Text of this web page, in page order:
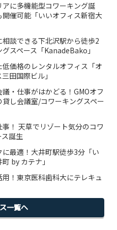
に多機能型コワーキング誕
開催可能「いいオフィス新宿大
談できる下北沢駅から徒歩2
スペース「KanadeBako」
価格のレンタルオフィス「オ
田国際ビル」
・仕事がはかどる！GMOオフ
貸し会議室/コワーキングスペー
！ 天草でリゾート気分のコワ
誕生
に最適！大井町駅徒歩3分「い
by カテナ」
！東京医科歯科大にテレキュ
一覧へ